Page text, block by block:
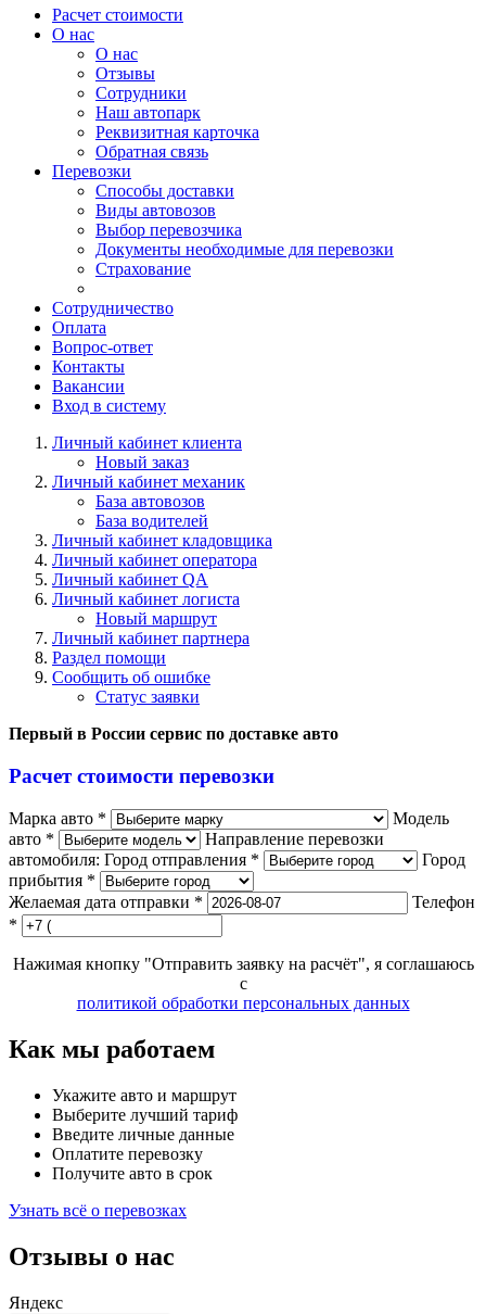
Расчет стоимости
О нас
О нас
Отзывы
Сотрудники
Наш автопарк
Реквизитная карточка
Обратная связь
Перевозки
Способы доставки
Виды автовозов
Выбор перевозчика
Документы необходимые для перевозки
Страхование
Сотрудничество
Оплата
Вопрос-ответ
Контакты
Вакансии
Вход в систему
Личный кабинет клиента
Новый заказ
Личный кабинет механик
База автовозов
База водителей
Личный кабинет кладовщика
Личный кабинет оператора
Личный кабинет QA
Личный кабинет логиста
Новый маршрут
Личный кабинет партнера
Раздел помощи
Сообщить об ошибке
Статус заявки
Первый в России сервис по доставке авто
Расчет стоимости перевозки
Марка авто *
Модель
авто *
Направление перевозки
автомобиля: Город отправления *
Город
прибытия *
Желаемая дата отправки *
Телефон
*
Нажимая кнопку "Отправить заявку на расчёт", я соглашаюсь
с
политикой обработки персональных данных
Как мы работаем
Укажите авто и маршрут
Выберите лучший тариф
Введите личные данные
Оплатите перевозку
Получите авто в срок
Узнать всё о перевозках
Отзывы о нас
Яндекс